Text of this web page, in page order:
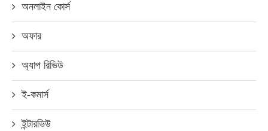
অনলাইন কোর্স
অফার
অ্যাপ রিভিউ
ই-কমার্স
ইন্টারভিউ